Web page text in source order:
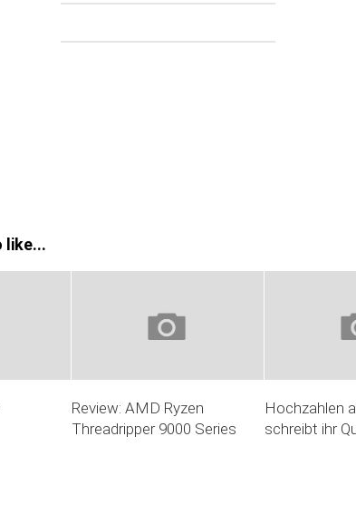
like...
Review: AMD Ryzen
Threadripper 9000 Series
Hochzahlen
schreibt ihr